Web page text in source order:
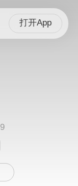
打开App
9